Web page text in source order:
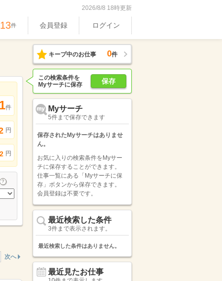
2026/8/8 18時更新
件 会員登録 ログイン
件
円
円
次へ
キープ中のお仕事 0件
保存
この検索条件を
Myサーチに保存
Myサーチ
5件まで保存できます
保存されたMyサーチはありませ
ん。
お気に入りの検索条件をMyサー
チに保存することができます。
仕事一覧にある「Myサーチに保
存」ボタンから保存できます。
会員登録は不要です。
最近検索した条件
3件まで表示されます。
最近検索した条件はありません。
最近見たお仕事